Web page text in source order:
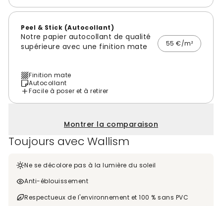
Peel & Stick (Autocollant)
Notre papier autocollant de qualité
supérieure avec une finition mate
55 €/m²
Finition mate
Autocollant
Facile à poser et à retirer
Montrer la comparaison
Toujours avec Wallism
Ne se décolore pas à la lumière du soleil
Anti-éblouissement
Respectueux de l'environnement et 100 % sans PVC